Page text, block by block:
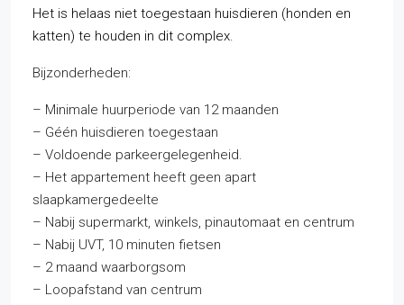
Het is helaas niet toegestaan huisdieren (honden en
katten) te houden in dit complex.
Bijzonderheden:
– Minimale huurperiode van 12 maanden
– Géén huisdieren toegestaan
– Voldoende parkeergelegenheid.
– Het appartement heeft geen apart
slaapkamergedeelte
– Nabij supermarkt, winkels, pinautomaat en centrum
– Nabij UVT, 10 minuten fietsen
– 2 maand waarborgsom
– Loopafstand van centrum